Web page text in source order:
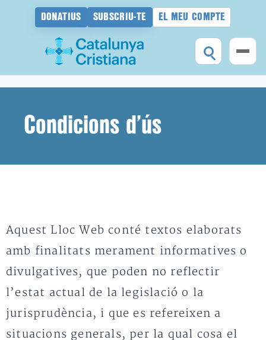
DONATIUS SUBSCRIU-TE EL MEU COMPTE
Condicions d’ús
Aquest Lloc Web conté textos elaborats
amb finalitats merament informatives o
divulgatives, que poden no reflectir
l’estat actual de la legislació o la
jurisprudència, i que es refereixen a
situacions generals, per la qual cosa el